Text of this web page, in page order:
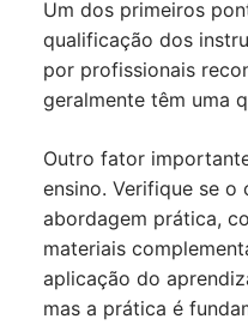
Um dos primeiros
qualificação dos
por profissionais
geralmente têm uma
Outro fator
ensino. Verifique se o
abordagem prática,
materiais
aplicação do
mas a prática é